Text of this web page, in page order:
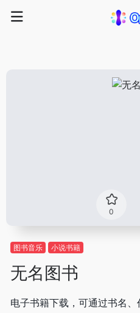
0
图书音乐 小说书籍
无名图书
电子书籍下载，可通过书名、